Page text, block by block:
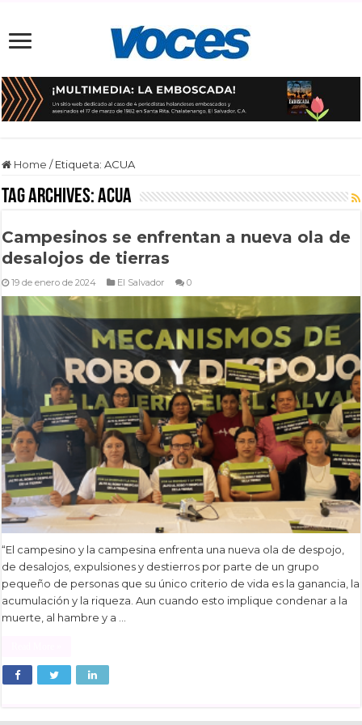
Home / Etiqueta:ACUA
Tag Archives:ACUA
Campesinos se enfrentan a nueva ola de
desalojos de tierras
19 de enero de 2024 El Salvador 0
“El campesino y la campesina enfrenta una nueva ola de despojo,
de desalojos, expulsiones y destierros por parte de un grupo
pequeño de personas que su único criterio de vida es la ganancia, la
acumulación y la riqueza. Aun cuando esto implique condenar a la
muerte, al hambre y a …